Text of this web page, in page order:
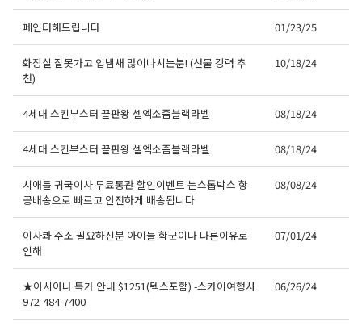
페인터해드립니다 01/23/25
화장실 잘못가고 입냄새 많이나시는분! (선물 강력 추
천)
10/18/24
4세대 스킨부스터 끝판왕 셀엑소좀블랙라벨 08/18/24
4세대 스킨부스터 끝판왕 셀엑소좀블랙라벨 08/18/24
시애틀 귀국이사 무료통관 할인이벤트 논스톱박스 항
공배송으로 빠르고 안전하게 배송됩니다
08/08/24
이사콰 주소 필요하신분 아이들 학군이나 다른이유로
인해
07/01/24
★아시아나 특가 안내 $1251(텍스포함) -스카이여행사
972-484-7400
06/26/24